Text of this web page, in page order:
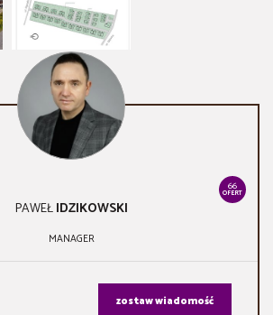
66
OFERT
PAWEŁIDZIKOWSKI
MANAGER
zostaw wiadomość